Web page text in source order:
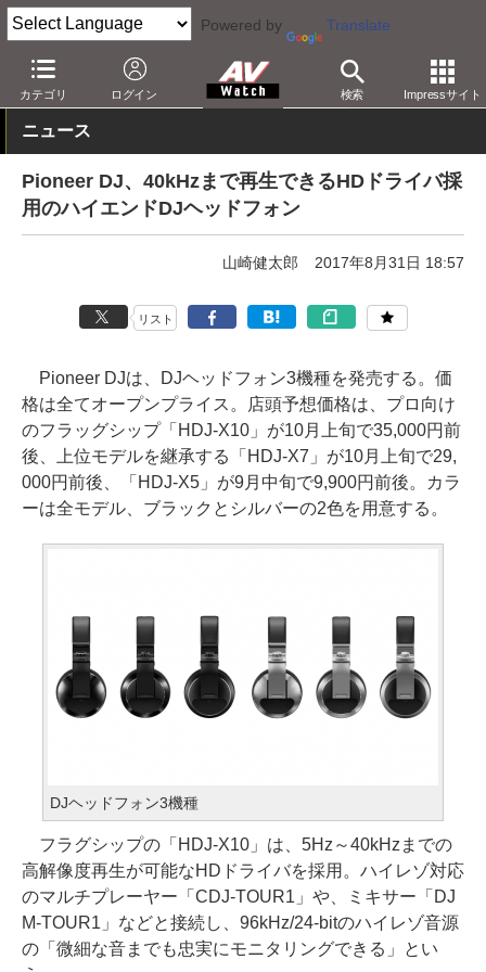
Powered by Translate
カテゴリ ログイン 検索 Impressサイト
AV Watch 製品 ヘッドフォン パイオニア
ニュース
Pioneer DJ、40kHzまで再生できるHDドライバ採
用のハイエンドDJヘッドフォン
山崎健太郎 2017年8月31日 18:57
リスト
Pioneer DJは、DJヘッドフォン3機種を発売する。価
格は全てオープンプライス。店頭予想価格は、プロ向け
のフラッグシップ「HDJ-X10」が10月上旬で35,000円前
後、上位モデルを継承する「HDJ-X7」が10月上旬で29,
000円前後、「HDJ-X5」が9月中旬で9,900円前後。カラ
ーは全モデル、ブラックとシルバーの2色を用意する。
DJヘッドフォン3機種
フラグシップの「HDJ-X10」は、5Hz～40kHzまでの
高解像度再生が可能なHDドライバを採用。ハイレゾ対応
のマルチプレーヤー「CDJ-TOUR1」や、ミキサー「DJ
M-TOUR1」などと接続し、96kHz/24-bitのハイレゾ音源
の「微細な音までも忠実にモニタリングできる」とい